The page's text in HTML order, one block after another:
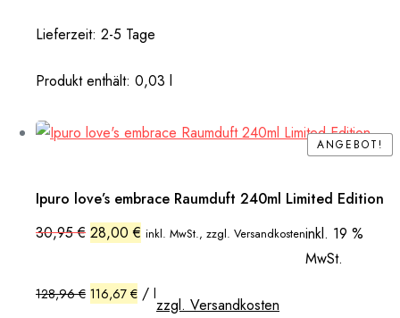
Lieferzeit: 2-5 Tage
Produkt enthält: 0,03 l
ANGEBOT!
ANGEBOT!
Ipuro love’s embrace Raumduft 240ml Limited Edition
30,95€ Ursprünglicher
Preis
28,00€ Aktueller
Preis
inkl. MwSt., zzgl. Versandkosten
128,96€ 116,67 € / l
inkl. 19 %
MwSt.
zzgl. Versandkosten